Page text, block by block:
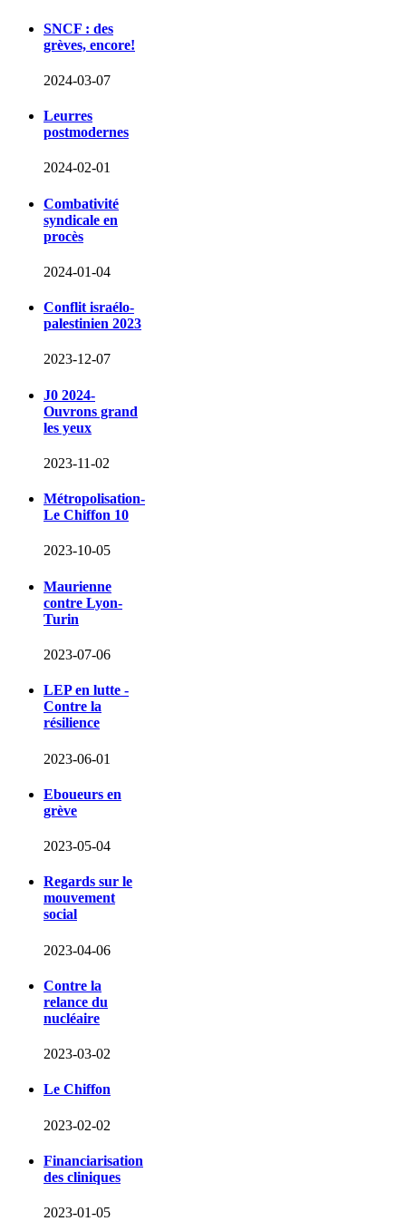
SNCF : des
grèves, encore!
2024-03-07
Leurres
postmodernes
2024-02-01
Combativité
syndicale en
procès
2024-01-04
Conflit israélo-
palestinien 2023
2023-12-07
J0 2024-
Ouvrons grand
les yeux
2023-11-02
Métropolisation-
Le Chiffon 10
2023-10-05
Maurienne
contre Lyon-
Turin
2023-07-06
LEP en lutte -
Contre la
résilience
2023-06-01
Eboueurs en
grève
2023-05-04
Regards sur le
mouvement
social
2023-04-06
Contre la
relance du
nucléaire
2023-03-02
Le Chiffon
2023-02-02
Financiarisation
des cliniques
2023-01-05